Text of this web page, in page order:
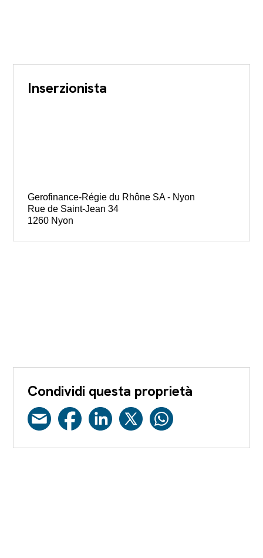
Inserzionista
Gerofinance-Régie du Rhône SA - Nyon
Rue de Saint-Jean 34
1260 Nyon
Condividi questa proprietà